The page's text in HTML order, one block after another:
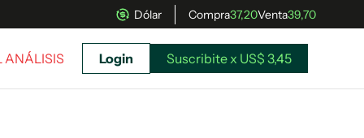
Dólar Compra37,20Venta39,70
ANÁLISIS Login Suscribite x US$ 3,45